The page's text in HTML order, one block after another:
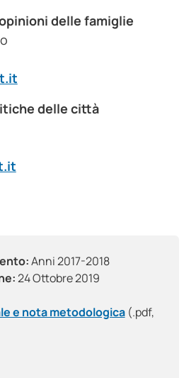
Anni 2017-2018
24 Ottobre 2019
e nota metodologica (.pdf,
delle famiglie
delle città